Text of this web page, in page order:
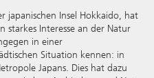
japanischen Insel Hokkaido, hat
starkes Interesse an der Natur
in einer
Situation kennen: in
Japans. Dies hat dazu